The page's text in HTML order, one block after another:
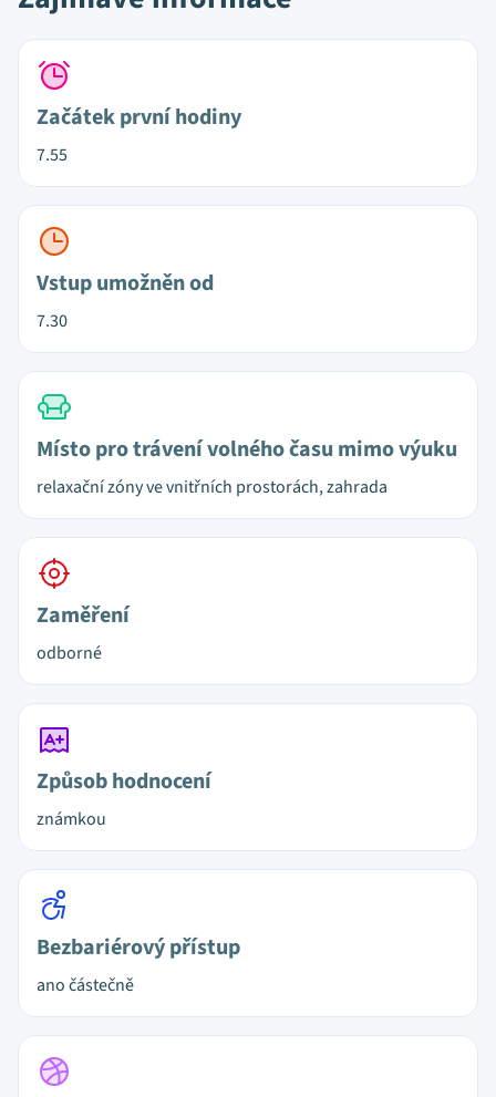
Začátek první hodiny
7.55
Vstup umožněn od
7.30
Místo pro trávení volného času mimo výuku
relaxační zóny ve vnitřních prostorách, zahrada
Zaměření
odborné
Způsob hodnocení
známkou
Bezbariérový přístup
ano částečně